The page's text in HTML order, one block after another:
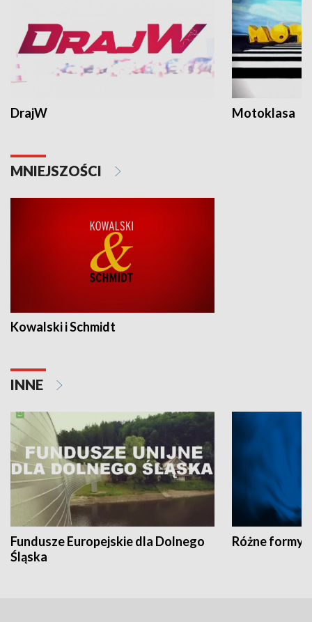
DrajW Motoklasa
MNIEJSZOŚCI
Kowalski i Schmidt
INNE
Fundusze Europejskie dla Dolnego
Śląska
Różne formy